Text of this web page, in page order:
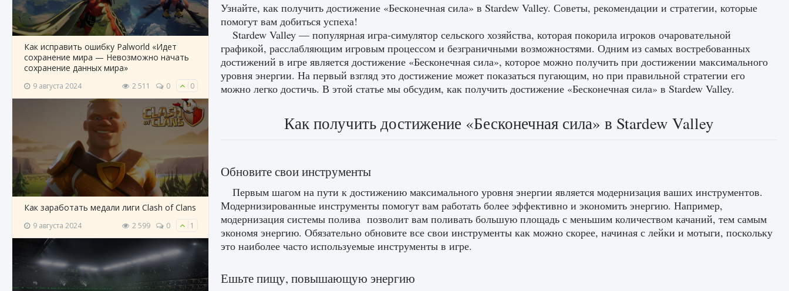
Как исправить ошибку Palworld «Идет
сохранение мира — Невозможно начать
сохранение данных мира»
9 августа 2024 2 511 0 0
Как заработать медали лиги Clash of Clans
9 августа 2024 2 599 0 1
Узнайте, как получить достижение «Бесконечная сила» в Stardew Valley. Советы, рекомендации и стратегии, которые
помогут вам добиться успеха!
Stardew Valley — популярная игра-симулятор сельского хозяйства, которая покорила игроков очаровательной
графикой, расслабляющим игровым процессом и безграничными возможностями. Одним из самых востребованных
достижений в игре является достижение «Бесконечная сила», которое можно получить при достижении максимального
уровня энергии. На первый взгляд это достижение может показаться пугающим, но при правильной стратегии его
можно легко достичь. В этой статье мы обсудим, как получить достижение «Бесконечная сила» в Stardew Valley.
Как получить достижение «Бесконечная сила» в Stardew Valley
Обновите свои инструменты
Первым шагом на пути к достижению максимального уровня энергии является модернизация ваших инструментов.
Модернизированные инструменты помогут вам работать более эффективно и экономить энергию. Например,
модернизация системы полива позволит вам поливать большую площадь с меньшим количеством качаний, тем самым
экономя энергию. Обязательно обновите все свои инструменты как можно скорее, начиная с лейки и мотыги, поскольку
это наиболее часто используемые инструменты в игре.
Ешьте пищу, повышающую энергию